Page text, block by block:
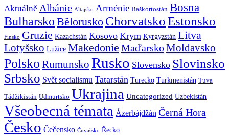
Aktuálně Albánie Altajsko Arménie Baškortostán Bosna
Bulharsko Bělorusko ChorvatskoEstonsko
Finsko Gruzie Kazachstán Kosovo Krym Kyrgyzstán Litva
Lotyšsko Lužice Makedonie MaďarskoMoldavsko
Polsko Rumunsko Rusko Slovensko Slovinsko
Srbsko Svět socialismu Tatarstán Turecko Turkmenistán Tuva
Tádžikistán Udmurtsko Ukrajina Uncategorized Uzbekistán
Všeobecná témata Ázerbájdžán Černá Hora
Česko Čečensko Čuvašsko Řecko